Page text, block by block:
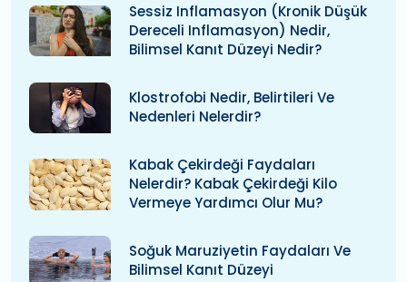
Sessiz Inflamasyon (kronik Düşük
Dereceli Inflamasyon) Nedir,
Bilimsel Kanıt Düzeyi Nedir?
Klostrofobi Nedir, Belirtileri Ve
Nedenleri Nelerdir?
Kabak Çekirdeği Faydaları
Nelerdir? Kabak Çekirdeği Kilo
Vermeye Yardımcı Olur Mu?
Soğuk Maruziyetin Faydaları Ve
Bilimsel Kanıt Düzeyi